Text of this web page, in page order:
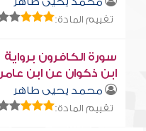
تقييم المادة:
سورة الكافرون برواية
ابن ذكوان عن ابن عامر
محمد يحيى طاهر
تقييم المادة: